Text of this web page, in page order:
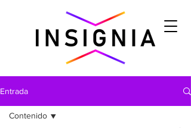
Entrada
Contenido